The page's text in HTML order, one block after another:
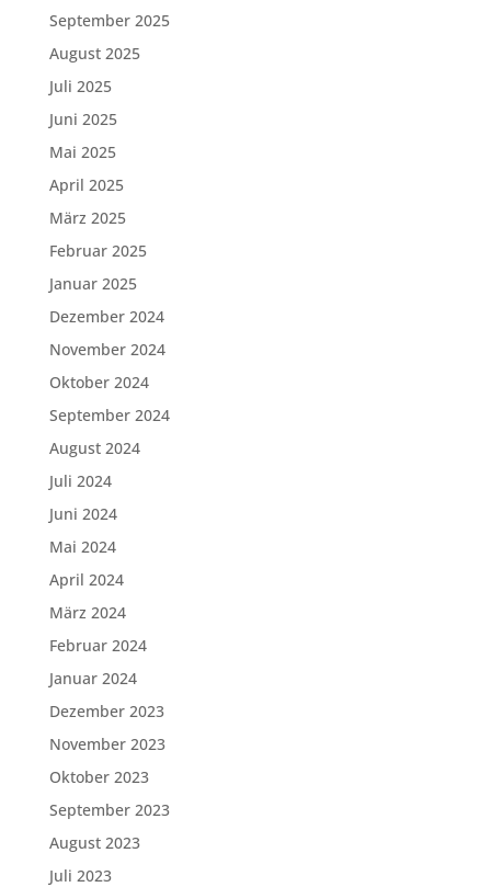
September 2025
August 2025
Juli 2025
Juni 2025
Mai 2025
April 2025
März 2025
Februar 2025
Januar 2025
Dezember 2024
November 2024
Oktober 2024
September 2024
August 2024
Juli 2024
Juni 2024
Mai 2024
April 2024
März 2024
Februar 2024
Januar 2024
Dezember 2023
November 2023
Oktober 2023
September 2023
August 2023
Juli 2023